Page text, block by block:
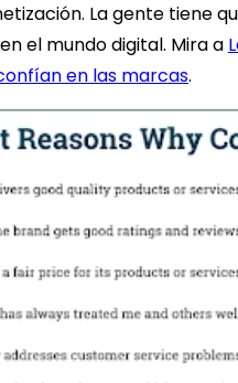
La gente tiene
el mundo digital. Mira a
en las marcas.